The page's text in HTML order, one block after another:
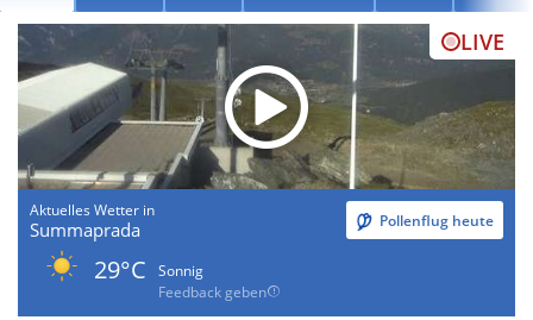
LIVE
Aktuelles Wetter in
Summaprada Pollenflug heute
29°C
Sonnig
Feedback geben